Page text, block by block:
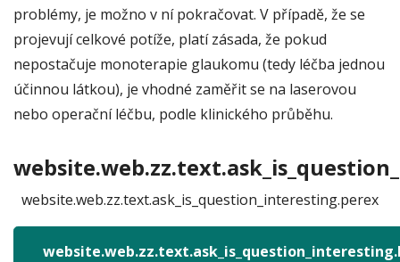
problémy, je možno v ní pokračovat. V případě, že se
projevují celkové potíže, platí zásada, že pokud
nepostačuje monoterapie glaukomu (tedy léčba jednou
účinnou látkou), je vhodné zaměřit se na laserovou
nebo operační léčbu, podle klinického průběhu.
website.web.zz.text.ask_is_question_interesting.perex